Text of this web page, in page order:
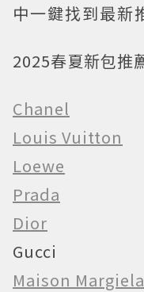
中一鍵找到最新
2025春夏新包推
Chanel
Louis Vuitton
Loewe
Prada
Dior
Gucci
Maison Margiela